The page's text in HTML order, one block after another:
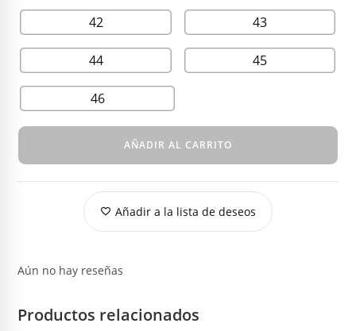
42 43
44 45
46
AÑADIR AL CARRITO
Añadir a la lista de deseos
Aún no hay reseñas
Productos relacionados